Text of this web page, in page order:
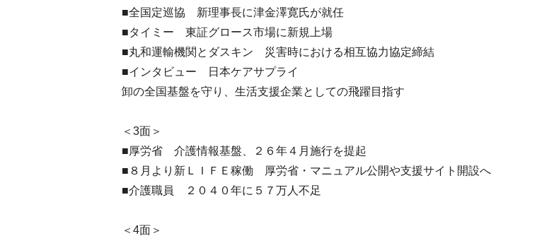
■全国定巡協 新理事長に津金澤寛氏が就任
■タイミー 東証グロース市場に新規上場
■丸和運輸機関とダスキン 災害時における相互協力協定締結
■インタビュー 日本ケアサプライ
卸の全国基盤を守り、生活支援企業としての飛躍目指す
＜3面＞
■厚労省 介護情報基盤、２６年４月施行を提起
■８月より新ＬＩＦＥ稼働 厚労省・マニュアル公開や支援サイト開設へ
■介護職員 ２０４０年に５７万人不足
＜4面＞